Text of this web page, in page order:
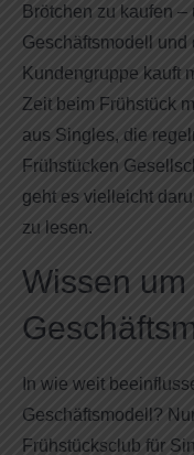
Brötchen zu kaufen
Geschäftsmodell
Kundengruppe kauft
Zeit beim Frühstück
aus Singles, die
Frühstücken
geht es vielleicht
zu lesen.
Wissen
In wie weit
Geschäftsmodell?
Frühstücksclub für